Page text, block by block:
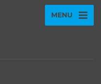
MENU